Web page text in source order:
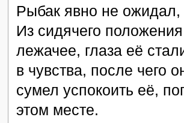
Рыбак явно не ожидал,
Из сидячего
лежачее, глаза её
в чувства, после чего
сумел успокоить её,
этом месте.